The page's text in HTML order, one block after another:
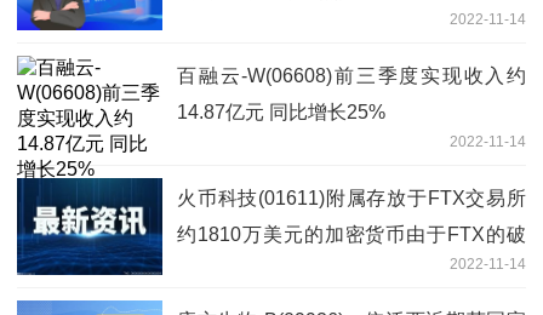
2022-11-14
百融云-W(06608)前三季度实现收入约
14.87亿元 同比增长25%
2022-11-14
火币科技(01611)附属存放于FTX交易所
约1810万美元的加密货币由于FTX的破
2022-11-14